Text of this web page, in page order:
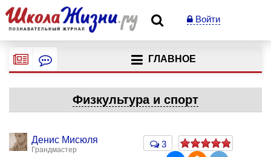
Войти
ГЛАВНОЕ
Физкультура и спорт
Денис Мисюля
Грандмастер
3